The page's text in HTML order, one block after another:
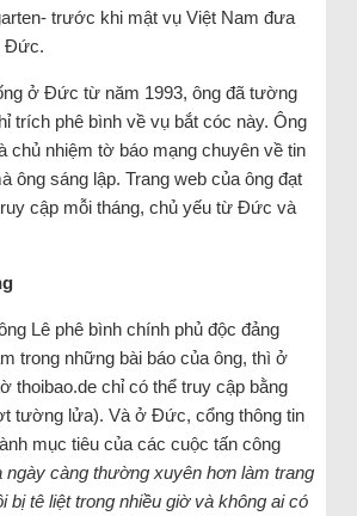
trước khi mật vụ Việt Nam đưa
Đức.
ở Đức từ năm 1993, ông đã tường
trích phê bình về vụ bắt cóc này. Ông
chủ nhiệm tờ báo mạng chuyên về tin
ông sáng lập. Trang web của ông đạt
cập mỗi tháng, chủ yếu từ Đức và
Lê phê bình chính phủ độc đảng
trong những bài báo của ông, thì ở
thoibao.de chỉ có thể truy cập bằng
tường lửa). Và ở Đức, cổng thông tin
mục tiêu của các cuộc tấn công
ngày càng thường xuyên hơn làm trang
bị tê liệt trong nhiều giờ và không ai có